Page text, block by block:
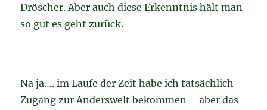
Dröscher. Aber auch diese Erkenntnis hält man
so gut es geht zurück.
Na ja…. im Laufe der Zeit habe ich tatsächlich
Zugang zur Anderswelt bekommen – aber das